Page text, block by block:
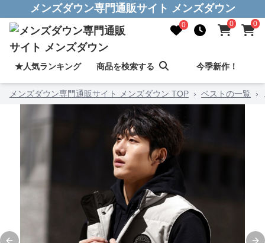
メンズダウン専門通販サイト メンズダウン
0 0 0
★人気ランキング 商品を検索する 今季新作！
メンズダウン専門通販サイト メンズダウン TOP › ベストの一覧 ›